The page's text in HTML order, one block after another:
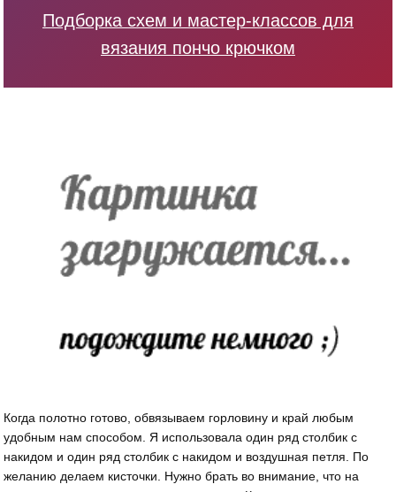
Подборка схем и мастер-классов для
вязания пончо крючком
Когда полотно готово, обвязываем горловину и край любым
удобным нам способом. Я использовала один ряд столбик с
накидом и один ряд столбик с накидом и воздушная петля. По
желанию делаем кисточки. Нужно брать во внимание, что на